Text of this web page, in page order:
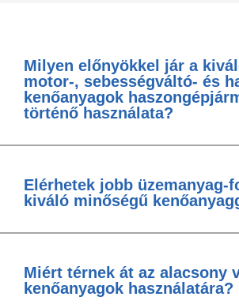
Milyen előnyökkel jár a
motor-, sebességváltó- és
kenőanyagok
történő használata?
Elérhetek jobb üzemanyag-
kiváló minőségű
Miért térnek át az alacsony
kenőanyagok használatára?